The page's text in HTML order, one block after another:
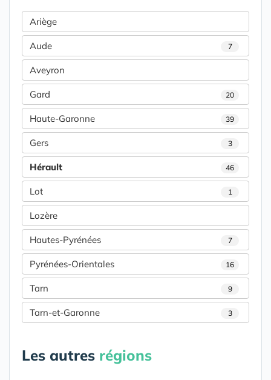
Ariège
Aude 7
Aveyron
Gard 20
Haute-Garonne 39
Gers 3
Hérault 46
Lot 1
Lozère
Hautes-Pyrénées 7
Pyrénées-Orientales 16
Tarn 9
Tarn-et-Garonne 3
Les autres régions